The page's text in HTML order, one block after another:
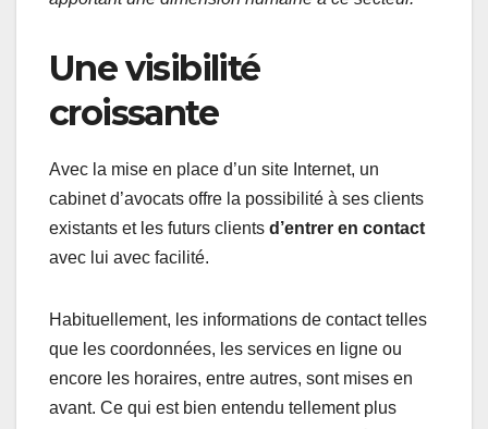
Une visibilité
croissante
Avec la mise en place d’un site Internet, un
cabinet d’avocats offre la possibilité à ses clients
existants et les futurs clients d’entrer en contact
avec lui avec facilité.
Habituellement, les informations de contact telles
que les coordonnées, les services en ligne ou
encore les horaires, entre autres, sont mises en
avant. Ce qui est bien entendu tellement plus